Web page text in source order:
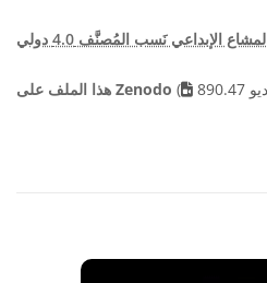
هذا الملف على Zenodo (